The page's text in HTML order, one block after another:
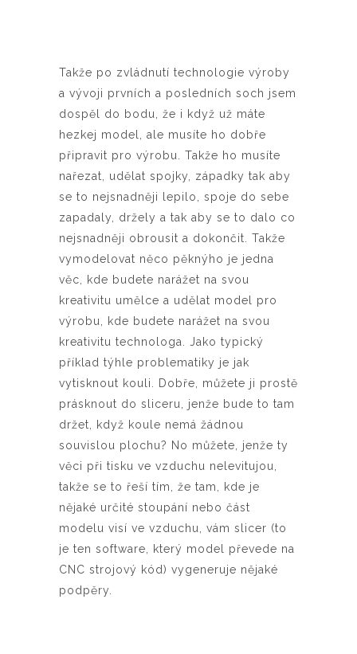
Takže po zvládnutí technologie výroby
a vývoji prvních a posledních soch jsem
dospěl do bodu, že i když už máte
hezkej model, ale musíte ho dobře
připravit pro výrobu. Takže ho musíte
nařezat, udělat spojky, západky tak aby
se to nejsnadněji lepilo, spoje do sebe
zapadaly, držely a tak aby se to dalo co
nejsnadněji obrousit a dokončit. Takže
vymodelovat něco pěknýho je jedna
věc, kde budete narážet na svou
kreativitu umělce a udělat model pro
výrobu, kde budete narážet na svou
kreativitu technologa. Jako typický
příklad týhle problematiky je jak
vytisknout kouli. Dobře, můžete ji prostě
prásknout do sliceru, jenže bude to tam
držet, když koule nemá žádnou
souvislou plochu? No můžete, jenže ty
věci při tisku ve vzduchu nelevitujou,
takže se to řeší tím, že tam, kde je
nějaké určité stoupání nebo část
modelu visí ve vzduchu, vám slicer (to
je ten software, který model převede na
CNC strojový kód) vygeneruje nějaké
podpěry.